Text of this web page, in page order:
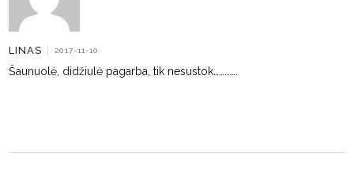
LINAS | 2017-11-10
Šaunuolė, didžiulė pagarba, tik nesustok………….